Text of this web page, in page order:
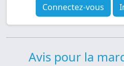
Connectez-vous
Avis pour la